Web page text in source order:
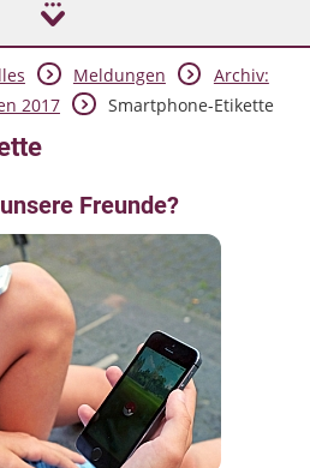
Meldungen
Archiv:
2017 Smartphone-Etikette
Freunde?